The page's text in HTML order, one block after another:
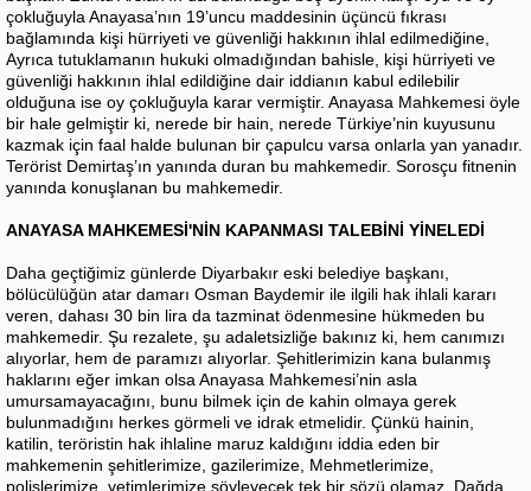
çokluğuyla Anayasa’nın 19’uncu maddesinin üçüncü fıkrası
bağlamında kişi hürriyeti ve güvenliği hakkının ihlal edilmediğine,
Ayrıca tutuklamanın hukuki olmadığından bahisle, kişi hürriyeti ve
güvenliği hakkının ihlal edildiğine dair iddianın kabul edilebilir
olduğuna ise oy çokluğuyla karar vermiştir. Anayasa Mahkemesi öyle
bir hale gelmiştir ki, nerede bir hain, nerede Türkiye’nin kuyusunu
kazmak için faal halde bulunan bir çapulcu varsa onlarla yan yanadır.
Terörist Demirtaş’ın yanında duran bu mahkemedir. Sorosçu fitnenin
yanında konuşlanan bu mahkemedir.
ANAYASA MAHKEMESİ'NİN KAPANMASI TALEBİNİ YİNELEDİ
Daha geçtiğimiz günlerde Diyarbakır eski belediye başkanı,
bölücülüğün atar damarı Osman Baydemir ile ilgili hak ihlali kararı
veren, dahası 30 bin lira da tazminat ödenmesine hükmeden bu
mahkemedir. Şu rezalete, şu adaletsizliğe bakınız ki, hem canımızı
alıyorlar, hem de paramızı alıyorlar. Şehitlerimizin kana bulanmış
haklarını eğer imkan olsa Anayasa Mahkemesi’nin asla
umursamayacağını, bunu bilmek için de kahin olmaya gerek
bulunmadığını herkes görmeli ve idrak etmelidir. Çünkü hainin,
katilin, teröristin hak ihlaline maruz kaldığını iddia eden bir
mahkemenin şehitlerimize, gazilerimize, Mehmetlerimize,
polislerimize, yetimlerimize söyleyecek tek bir sözü olamaz. Dağda